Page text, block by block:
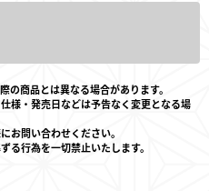
の商品とは異なる場合があります。
様・発売日などは予告なく変更となる場
お問い合わせください。
る行為を一切禁止いたします。